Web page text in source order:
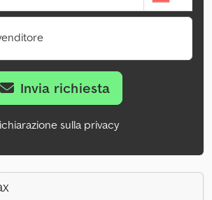
Invia richiesta
sulla privacy